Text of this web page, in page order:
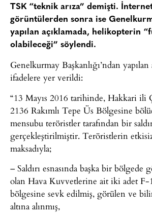
TSK “teknik arıza” demişti.
görüntülerden sonra ise
yapılan açıklamada, helikopterin
olabileceği” söylendi.
Genelkurmay Başkanlığı’ndan yapılan
ifadelere yer verildi:
“13 Mayıs 2016 tarihinde, Hakkari ili
2136 Rakımlı Tepe Üs Bölgesine
mensubu teröristler tarafından bir
gerçekleştirilmiştir. Teröristlerin
maksadıyla;
– Saldırı esnasında başka bir bölgede
olan Hava Kuvvetlerine ait iki adet F-
bölgesine sevk edilmiş, görülen ve
altına alınmış,